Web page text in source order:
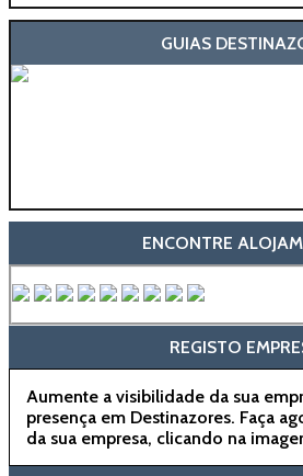
GUIAS
ENCONTRE
REGISTO
Aumente a visibilidade da sua
presença em Destinazores. Faça
da sua empresa, clicando na